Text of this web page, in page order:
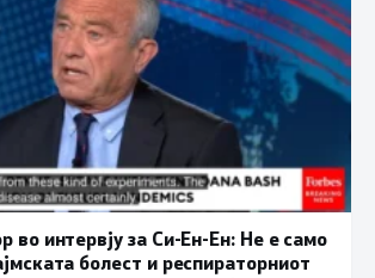
во интервју за Си-Ен-Ен: Не е само
болест и респираторниот